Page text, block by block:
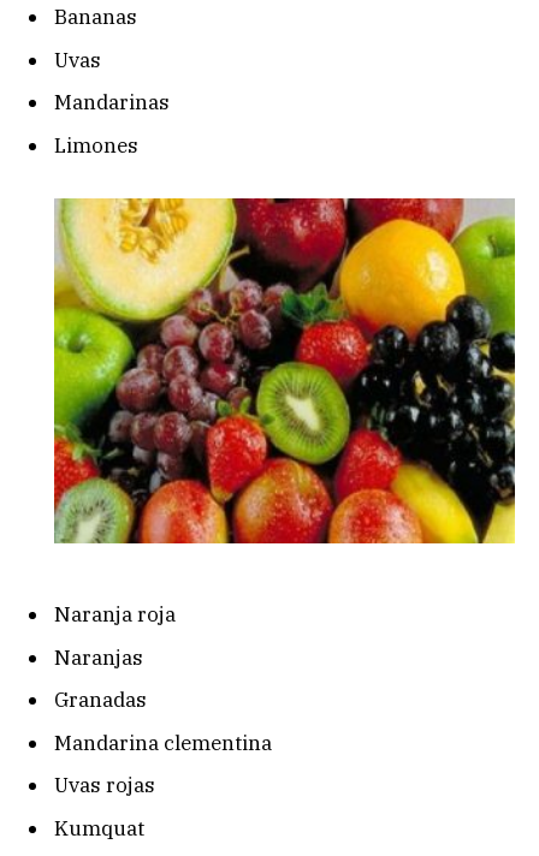
Bananas
Uvas
Mandarinas
Limones
Naranja roja
Naranjas
Granadas
Mandarina clementina
Uvas rojas
Kumquat